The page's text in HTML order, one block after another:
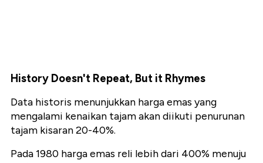
History Doesn't Repeat, But it Rhymes
Data historis menunjukkan harga emas yang
mengalami kenaikan tajam akan diikuti penurunan
tajam kisaran 20-40%.
Pada 1980 harga emas reli lebih dari 400% menuju